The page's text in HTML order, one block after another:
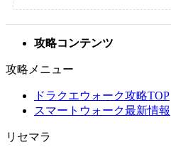
攻略コンテンツ
攻略メニュー
ドラクエウォーク攻略TOP
スマートウォーク最新情報
リセマラ